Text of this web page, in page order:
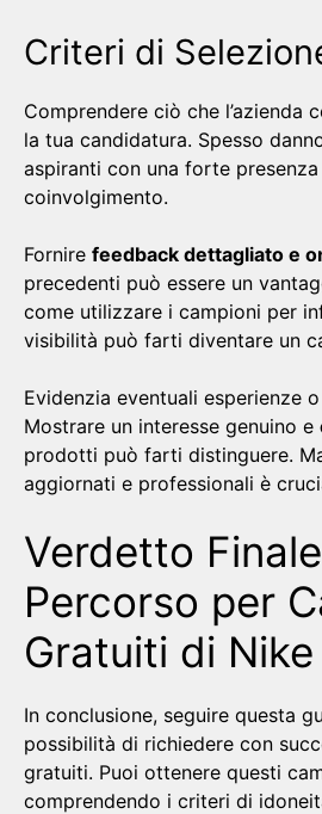
Criteri di
Comprendere ciò che l’azienda
la tua candidatura. Spesso
aspiranti con una forte
coinvolgimento.
Fornire feedback dettagliato e
precedenti può essere un
come utilizzare i campioni per
visibilità può farti diventare un
Evidenzia eventuali esperienze
Mostrare un interesse genuino e
prodotti può farti distinguere.
aggiornati e professionali è
Verdetto
Percorso per
Gratuiti di Nike
In conclusione, seguire questa
possibilità di richiedere con
gratuiti. Puoi ottenere questi
comprendendo i criteri di